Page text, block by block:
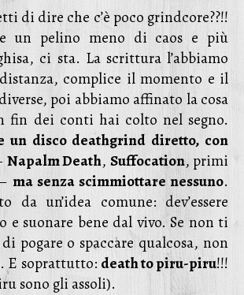
di dire che c’è poco grindcore??!!
un pelino meno di caos e più
ci sta. La scrittura l’abbiamo
complice il momento e il
poi abbiamo affinato la cosa
fin dei conti hai colto nel segno.
un disco deathgrind diretto, con
Napalm Death, Suffocation, primi
– ma senza scimmiottare nessuno.
un’idea comune: dev’essere
e suonare bene dal vivo. Se non ti
pogare o spaccare qualcosa, non
E soprattutto: death to piru-piru!!!
sono gli assoli).